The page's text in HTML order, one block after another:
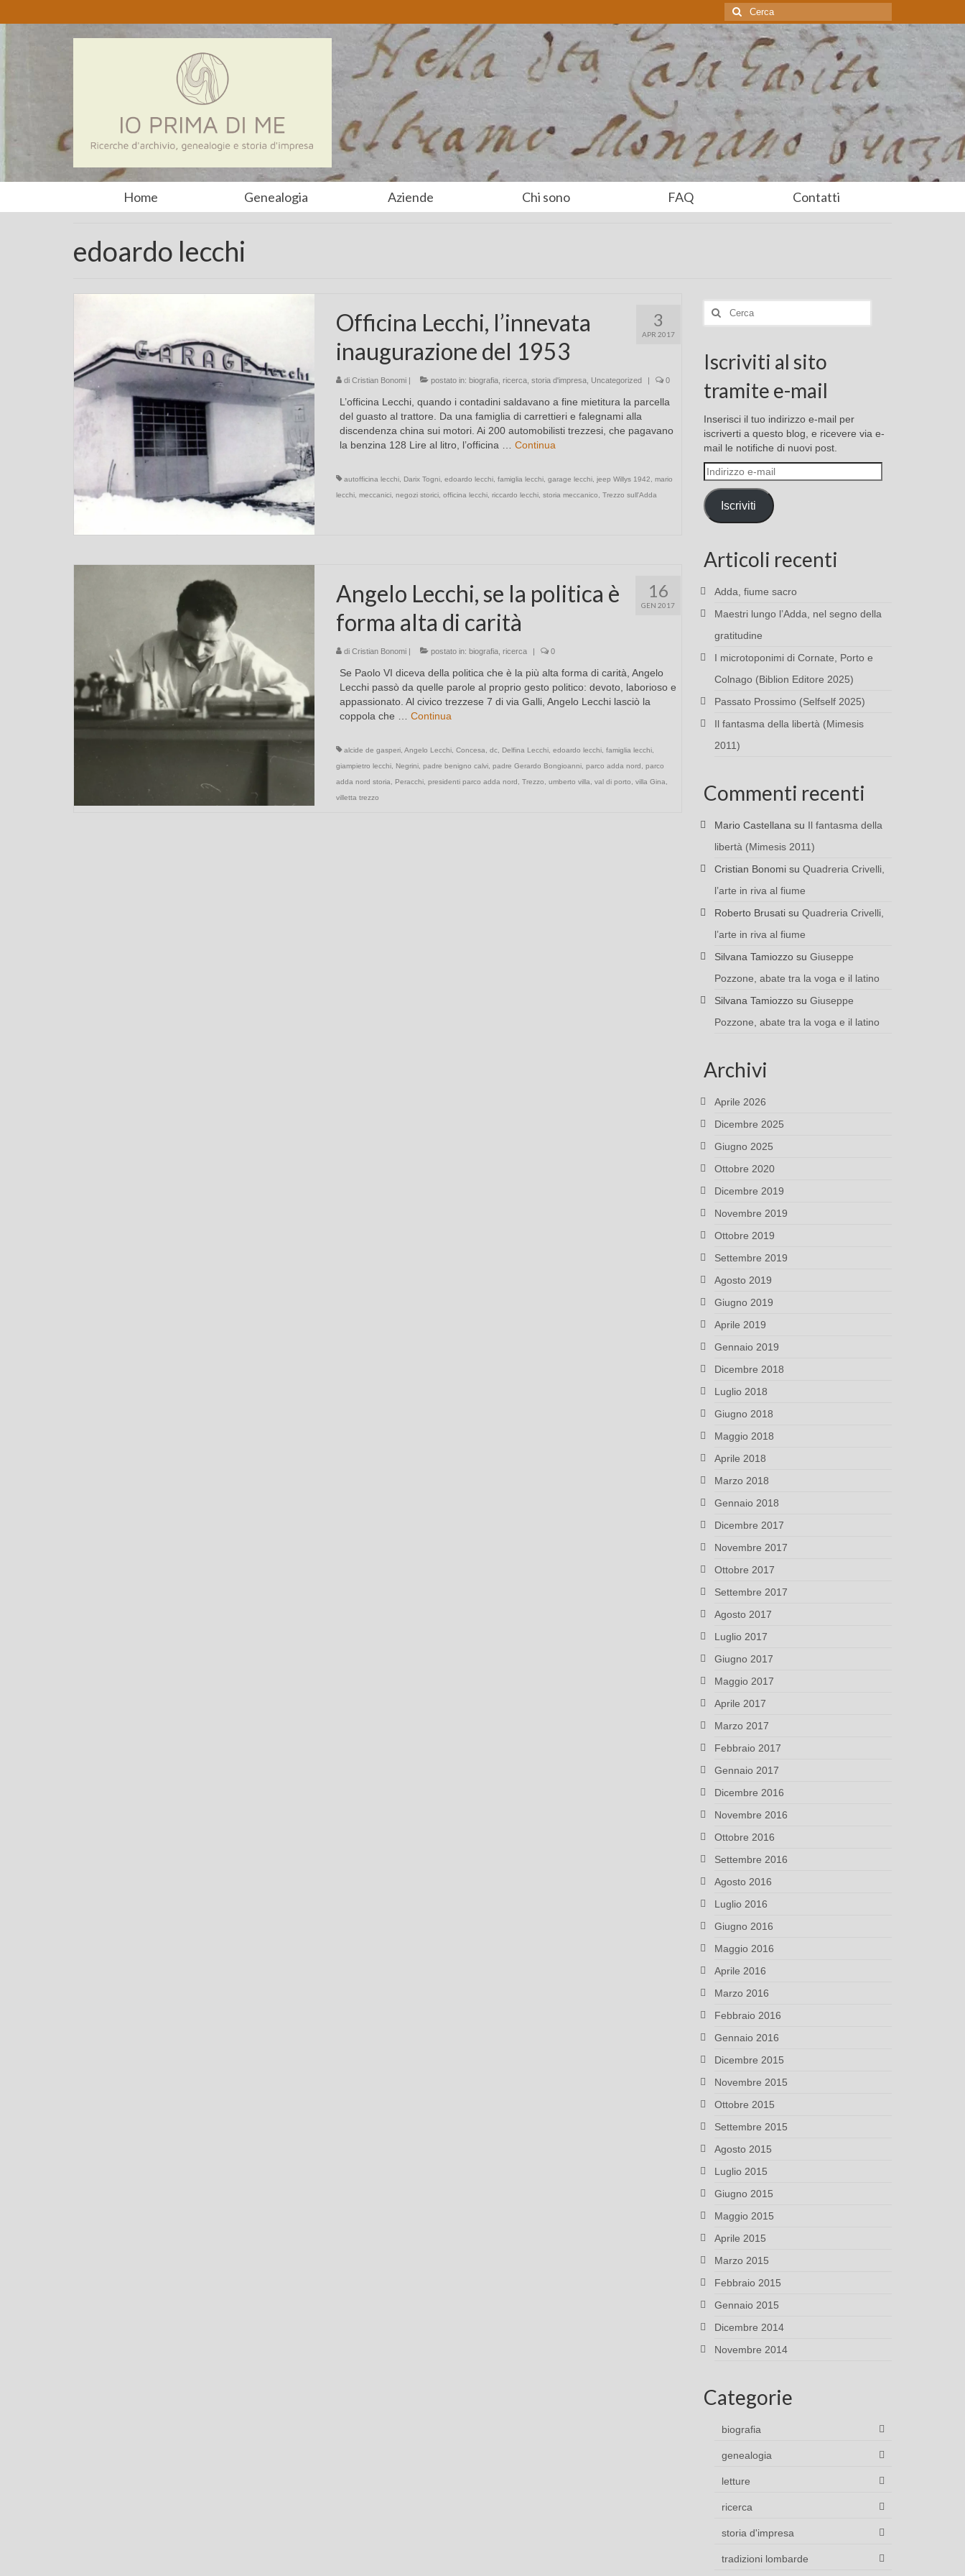
Cerca:
Home Genealogia Aziende Chi sono FAQ Contatti
edoardo lecchi
3
APR 2017
Officina Lecchi, l’innevata
inaugurazione del 1953
di Cristian Bonomi| postato in: biografia, ricerca, storia d'impresa, Uncategorized | 0
L’officina Lecchi, quando i contadini saldavano a fine mietitura la parcella
del guasto al trattore. Da una famiglia di carrettieri e falegnami alla
discendenza china sui motori. Ai 200 automobilisti trezzesi, che pagavano
la benzina 128 Lire al litro, l’officina … Continua
autofficina lecchi, Darix Togni, edoardo lecchi, famiglia lecchi, garage lecchi, jeep Willys 1942
mario
lecchi, meccanici, negozi storici, officina lecchi, riccardo lecchi, storia meccanico Trezzo sull'Adda
16
GEN 2017
Angelo Lecchi, se la politica è
forma alta di carità
di Cristian Bonomi| postato in: biografia, ricerca | 0
Se Paolo VI diceva della politica che è la più alta forma di carità, Angelo
Lecchi passò da quelle parole al proprio gesto politico: devoto, laborioso e
appassionato. Al civico trezzese 7 di via Galli, Angelo Lecchi lasciò la
coppola che … Continua
alcide de gasperi, Angelo Lecchi, Concesa dc, Delfina Lecchi, edoardo lecchi, famiglia lecchi,
giampietro lecchi, Negrini, padre benigno calvi, padre Gerardo Bongioanni, parco adda nord
parco
adda nord storia
Peracchi, presidenti parco adda nord Trezzo umberto villa val di porto villa Gina
villetta trezzo
Cerca:
Iscriviti al sito
tramite e-mail
Inserisci il tuo indirizzo e-mail per
iscriverti a questo blog, e ricevere via e-
mail le notifiche di nuovi post.
Indirizzo
e-
mail
Iscriviti
Articoli recenti
Adda, fiume sacro
Maestri lungo l’Adda, nel segno della
gratitudine
I microtoponimi di Cornate, Porto e
Colnago (Biblion Editore 2025)
Passato Prossimo (Selfself 2025)
Il fantasma della libertà (Mimesis
2011)
Commenti recenti
Mario Castellana su Il fantasma della
libertà (Mimesis 2011)
Cristian Bonomisu Quadreria Crivelli,
l’arte in riva al fiume
Roberto Brusatisu Quadreria Crivelli,
l’arte in riva al fiume
Silvana Tamiozzosu Giuseppe
Pozzone, abate tra la voga e il latino
Silvana Tamiozzosu Giuseppe
Pozzone, abate tra la voga e il latino
Archivi
Aprile 2026
Dicembre 2025
Giugno 2025
Ottobre 2020
Dicembre 2019
Novembre 2019
Ottobre 2019
Settembre 2019
Agosto 2019
Giugno 2019
Aprile 2019
Gennaio 2019
Dicembre 2018
Luglio 2018
Giugno 2018
Maggio 2018
Aprile 2018
Marzo 2018
Gennaio 2018
Dicembre 2017
Novembre 2017
Ottobre 2017
Settembre 2017
Agosto 2017
Luglio 2017
Giugno 2017
Maggio 2017
Aprile 2017
Marzo 2017
Febbraio 2017
Gennaio 2017
Dicembre 2016
Novembre 2016
Ottobre 2016
Settembre 2016
Agosto 2016
Luglio 2016
Giugno 2016
Maggio 2016
Aprile 2016
Marzo 2016
Febbraio 2016
Gennaio 2016
Dicembre 2015
Novembre 2015
Ottobre 2015
Settembre 2015
Agosto 2015
Luglio 2015
Giugno 2015
Maggio 2015
Aprile 2015
Marzo 2015
Febbraio 2015
Gennaio 2015
Dicembre 2014
Novembre 2014
Categorie
biografia
genealogia
letture
ricerca
storia d'impresa
tradizioni lombarde